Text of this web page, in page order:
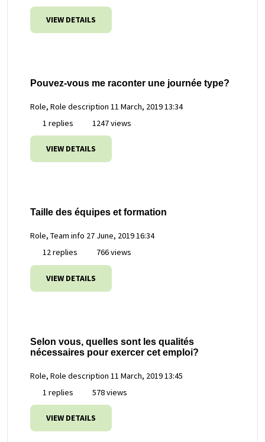
VIEW DETAILS
Pouvez-vous me raconter une journée type?
Role, Role description 11 March, 2019 13:34
1 replies
1247 views
VIEW DETAILS
Taille des équipes et formation
Role, Team info 27 June, 2019 16:34
12 replies
766 views
VIEW DETAILS
Selon vous, quelles sont les qualités
nécessaires pour exercer cet emploi?
Role, Role description 11 March, 2019 13:45
1 replies
578 views
VIEW DETAILS